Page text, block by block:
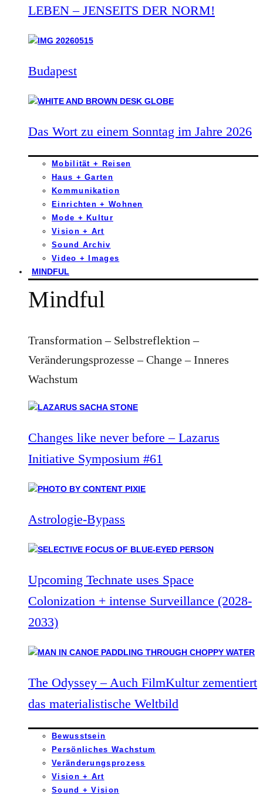
LEBEN – JENSEITS DER NORM!
Budapest
Das Wort zu einem Sonntag im Jahre 2026
Mobilität + Reisen
Haus + Garten
Kommunikation
Einrichten + Wohnen
Mode + Kultur
Vision + Art
Sound Archiv
Video + Images
MINDFUL
Mindful
Transformation – Selbstreflektion –
Veränderungsprozesse – Change – Inneres
Wachstum
Changes like never before – Lazarus
Initiative Symposium #61
Astrologie-Bypass
Upcoming Technate uses Space
Colonization + intense Surveillance (2028-
2033)
The Odyssey – Auch FilmKultur zementiert
das materialistische Weltbild
Bewusstsein
Persönliches Wachstum
Veränderungsprozess
Vision + Art
Sound + Vision